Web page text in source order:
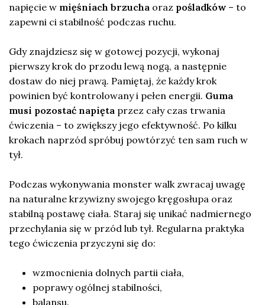
napięcie w mięśniach brzucha oraz pośladków – to
zapewni ci stabilność podczas ruchu.
Gdy znajdziesz się w gotowej pozycji, wykonaj
pierwszy krok do przodu lewą nogą, a następnie
dostaw do niej prawą. Pamiętaj, że każdy krok
powinien być kontrolowany i pełen energii. Guma
musi pozostać napięta przez cały czas trwania
ćwiczenia – to zwiększy jego efektywność. Po kilku
krokach naprzód spróbuj powtórzyć ten sam ruch w
tył.
Podczas wykonywania monster walk zwracaj uwagę
na naturalne krzywizny swojego kręgosłupa oraz
stabilną postawę ciała. Staraj się unikać nadmiernego
przechylania się w przód lub tył. Regularna praktyka
tego ćwiczenia przyczyni się do:
wzmocnienia dolnych partii ciała,
poprawy ogólnej stabilności,
balansu.